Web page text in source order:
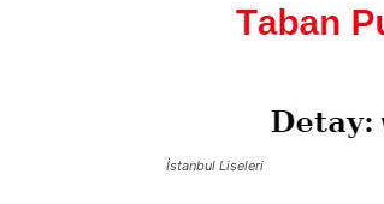
İstanbul Liseleri